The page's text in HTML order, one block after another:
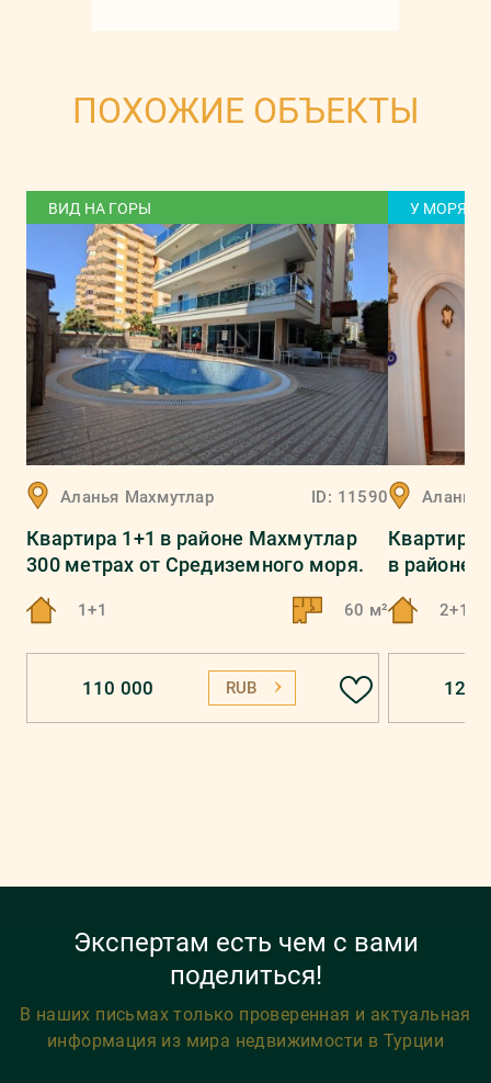
ПОХОЖИЕ ОБЪЕКТЫ
ВИД НА ГОРЫ
Аланья Махмутлар ID: 11590
Квартира 1+1 в районе Махмутлар
300 метрах от Средиземного моря.
1+1 60 м²
110 000 RUB
У МОРЯ
Аланья
Квартира
в районе
2+1
121
Экспертам есть чем с вами
поделиться!
В наших письмах только проверенная и актуальная
информация из мира недвижимости в Турции